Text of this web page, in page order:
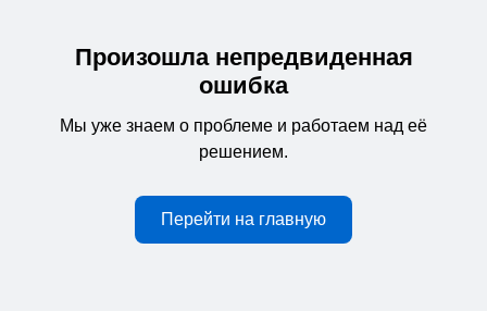
Произошла непредвиденная
ошибка
Мы уже знаем о проблеме и работаем над её
решением.
Перейти на главную